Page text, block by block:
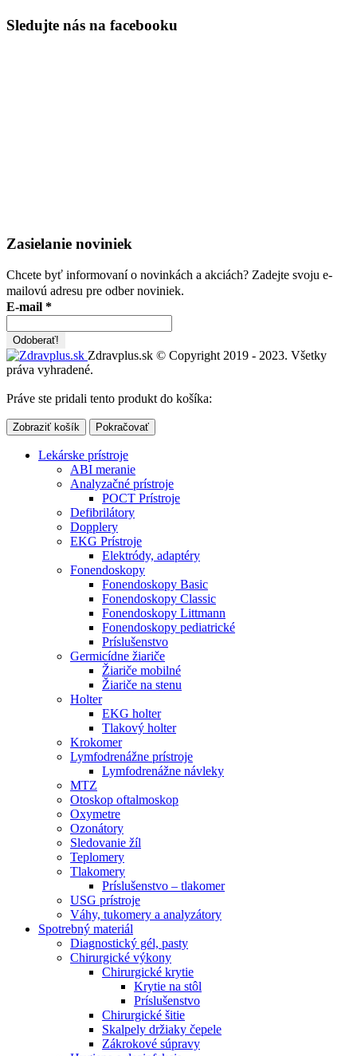
Sledujte nás na facebooku
Zasielanie noviniek
Chcete byť informovaní o novinkách a akciách? Zadejte svoju e-
mailovú adresu pre odber noviniek.
E-mail *
Zdravplus.sk © Copyright 2019 - 2023. Všetky
práva vyhradené.
Práve ste pridali tento produkt do košíka:
Zobraziť košík Pokračovať
Lekárske prístroje
ABI meranie
Analyzačné prístroje
POCT Prístroje
Defibrilátory
Dopplery
EKG Prístroje
Elektródy, adaptéry
Fonendoskopy
Fonendoskopy Basic
Fonendoskopy Classic
Fonendoskopy Littmann
Fonendoskopy pediatrické
Príslušenstvo
Germicídne žiariče
Žiariče mobilné
Žiariče na stenu
Holter
EKG holter
Tlakový holter
Krokomer
Lymfodrenážne prístroje
Lymfodrenážne návleky
MTZ
Otoskop oftalmoskop
Oxymetre
Ozonátory
Sledovanie žíl
Teplomery
Tlakomery
Príslušenstvo – tlakomer
USG prístroje
Váhy, tukomery a analyzátory
Spotrebný materiál
Diagnostický gél, pasty
Chirurgické výkony
Chirurgické krytie
Krytie na stôl
Príslušenstvo
Chirurgické šitie
Skalpely držiaky čepele
Zákrokové súpravy